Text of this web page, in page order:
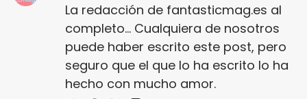
La redacción de fantasticmag.es al
completo... Cualquiera de nosotros
puede haber escrito este post, pero
seguro que el que lo ha escrito lo ha
hecho con mucho amor.